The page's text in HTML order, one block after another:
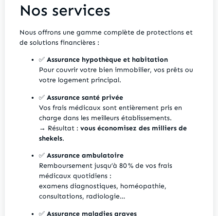
Nos services
Nous offrons une gamme complète de protections et
de solutions financières :
✅ Assurance hypothèque et habitation
Pour couvrir votre bien immobilier, vos prêts ou
votre logement principal.
✅ Assurance santé privée
Vos frais médicaux sont entièrement pris en
charge dans les meilleurs établissements.
→ Résultat : vous économisez des milliers de
shekels.
✅ Assurance ambulatoire
Remboursement jusqu’à 80 % de vos frais
médicaux quotidiens :
examens diagnostiques, homéopathie,
consultations, radiologie…
✅ Assurance maladies graves